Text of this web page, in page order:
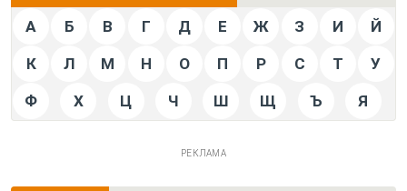
А Б В Г Д Е Ж З И Й
К Л М Н О П Р С Т У
Ф Х Ц Ч Ш Щ Ъ Я
РЕКЛАМА